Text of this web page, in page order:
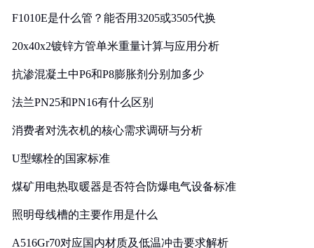
F1010E是什么管？能否用3205或3505代换
20x40x2镀锌方管单米重量计算与应用分析
抗渗混凝土中P6和P8膨胀剂分别加多少
法兰PN25和PN16有什么区别
消费者对洗衣机的核心需求调研与分析
U型螺栓的国家标准
煤矿用电热取暖器是否符合防爆电气设备标准
照明母线槽的主要作用是什么
A516Gr70对应国内材质及低温冲击要求解析